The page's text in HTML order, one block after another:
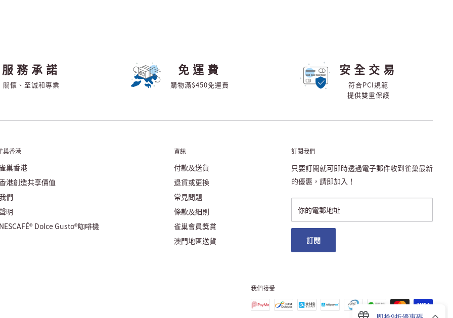
服務承諾
關懷、至誠和專業
免運費
購物滿$450免運費
安全交易
符合PCI規範
提供雙重保護
巢香港
巢香港
港創造共享價值
們
明
Dolce Gusto®咖啡機
資訊
付款及送貨
退貨或更換
常見問題
條款及細則
雀巢會員獎賞
澳門地區送貨
訂閱我們
只要訂閱就可即時透過電子郵件收到雀巢最新
的優惠，請即加入！
你的電郵地址
訂閱
我們接受